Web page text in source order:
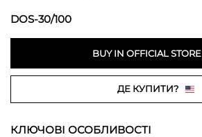
DOS-30/100
BUY IN OFFICIAL STORE
ДЕ КУПИТИ?
КЛЮЧОВІ ОСОБЛИВОСТІ